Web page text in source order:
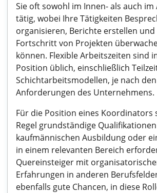
Sie oft sowohl im Innen- als auch
tätig, wobei Ihre Tätigkeiten
organisieren, Berichte erstellen und
Fortschritt von Projekten
können. Flexible Arbeitszeiten sind
Position üblich, einschließlich
Schichtarbeitsmodellen, je nach den
Anforderungen des Unternehmens.
Für die Position eines Koordinators
Regel grundständige
kaufmännischen Ausbildung oder
in einem relevanten Bereich
Quereinsteiger mit
Erfahrungen in anderen
ebenfalls gute Chancen, in diese